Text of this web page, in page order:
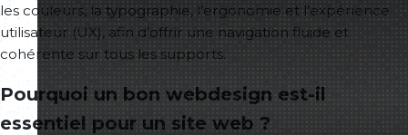
les couleurs, la typographie, l’ergonomie et l’expérience
utilisateur (UX), afin d’offrir une navigation fluide et
cohérente sur tous les supports.
Pourquoi un bon webdesign est-il
essentiel pour un site web ?